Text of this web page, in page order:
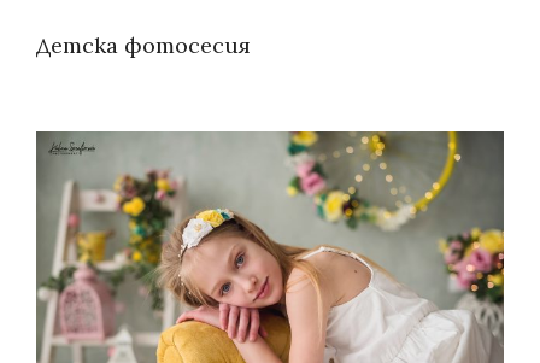
Categories:
Детска фотосесия